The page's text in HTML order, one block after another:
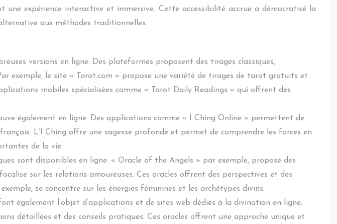
une expérience interactive et immersive. Cette accessibilité accrue a démocratisé la
aux méthodes traditionnelles.
versions en ligne. Des plateformes proposent des tirages classiques,
exemple, le site « Tarot.com » propose une variété de tirages de tarot gratuits et
mobiles spécialisées comme « Tarot Daily Readings » qui offrent des
également en ligne. Des applications comme « I Ching Online » permettent de
L’I Ching offre une sagesse profonde et permet de comprendre les forces en
de la vie.
sont disponibles en ligne. « Oracle of the Angels » par exemple, propose des
sur les relations amoureuses. Ces oracles offrent des perspectives et des
se concentre sur les énergies féminines et les archétypes divins.
également l’objet d’applications et de sites web dédiés à la divination en ligne.
détaillées et des conseils pratiques. Ces oracles offrent une approche unique et